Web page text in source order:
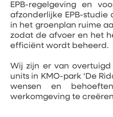
EPB-regelgeving en
afzonderlijke EPB-studie
in het groenplan ruime
zodat de afvoer en het
efficiënt wordt beheerd.
Wij zijn er van
units in KMO-park ‘De
wensen en
werkomgeving te